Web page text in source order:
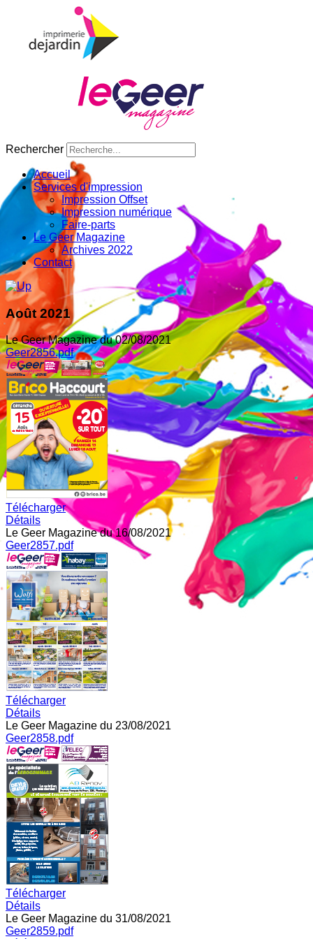
Rechercher
Accueil
Services d'impression
Impression Offset
Impression numérique
Faire-parts
Le Geer Magazine
Archives 2022
Contact
Août 2021
Le Geer Magazine du 02/08/2021
Geer2856.pdf
Télécharger
Détails
Le Geer Magazine du 16/08/2021
Geer2857.pdf
Télécharger
Détails
Le Geer Magazine du 23/08/2021
Geer2858.pdf
Télécharger
Détails
Le Geer Magazine du 31/08/2021
Geer2859.pdf